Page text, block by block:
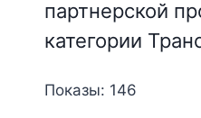
партнерской
категории
Показы: 146